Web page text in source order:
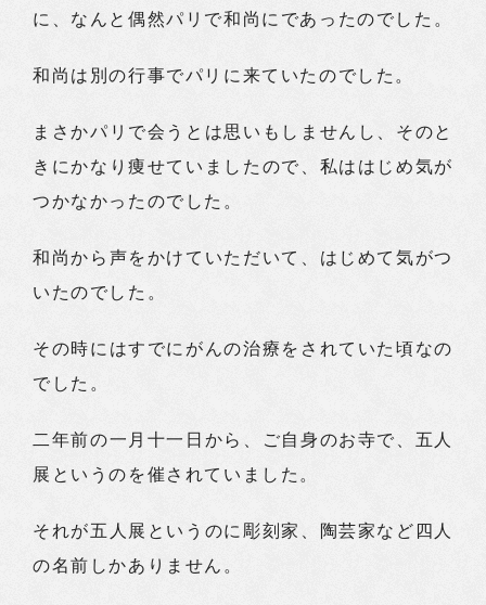
に、なんと偶然パリで和尚にであったのでした。
和尚は別の行事でパリに来ていたのでした。
まさかパリで会うとは思いもしませんし、そのと
きにかなり痩せていましたので、私ははじめ気が
つかなかったのでした。
和尚から声をかけていただいて、はじめて気がつ
いたのでした。
その時にはすでにがんの治療をされていた頃なの
でした。
二年前の一月十一日から、ご自身のお寺で、五人
展というのを催されていました。
それが五人展というのに彫刻家、陶芸家など四人
の名前しかありません。